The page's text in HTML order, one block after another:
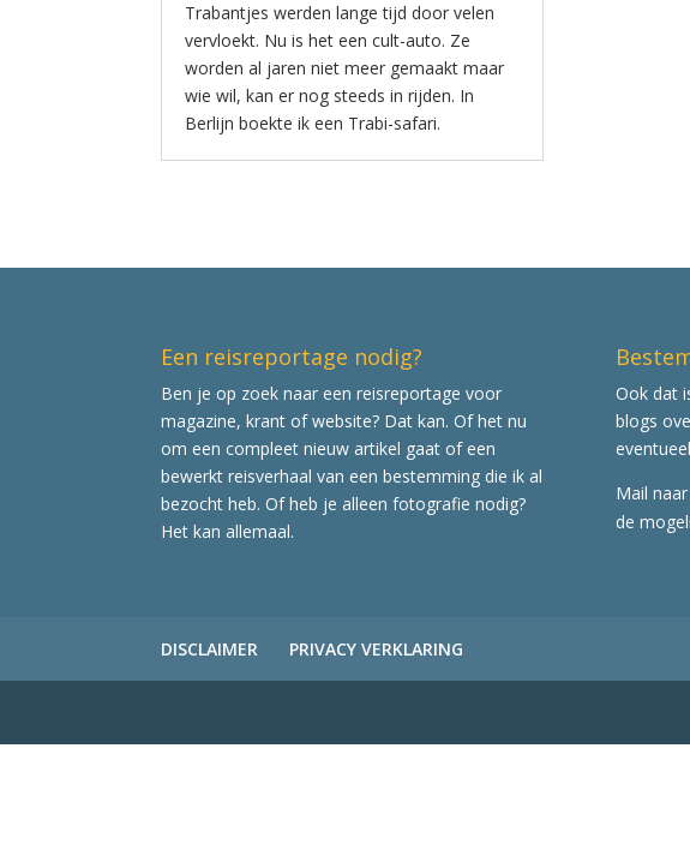
Trabantjes werden lange tijd door velen
vervloekt. Nu is het een cult-auto. Ze
worden al jaren niet meer gemaakt maar
wie wil, kan er nog steeds in rijden. In
Berlijn boekte ik een Trabi-safari.
Een reisreportage nodig?
Ben je op zoek naar een reisreportage voor
magazine, krant of website? Dat kan. Of het nu
om een compleet nieuw artikel gaat of een
bewerkt reisverhaal van een bestemming die ik al
bezocht heb. Of heb je alleen fotografie nodig?
Het kan allemaal.
Ook dat
blogs
Mail naar
de
DISCLAIMER PRIVACY VERKLARING